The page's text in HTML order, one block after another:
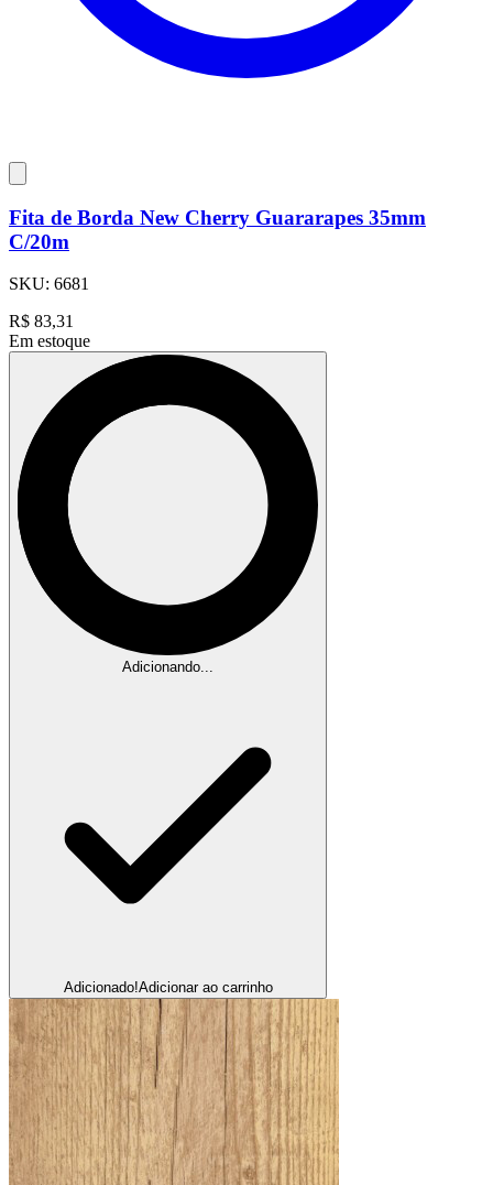
Fita de Borda New Cherry Guararapes 35mm
C/20m
SKU: 6681
R$ 83,31
Em estoque
Adicionando...
Adicionado!Adicionar ao carrinho